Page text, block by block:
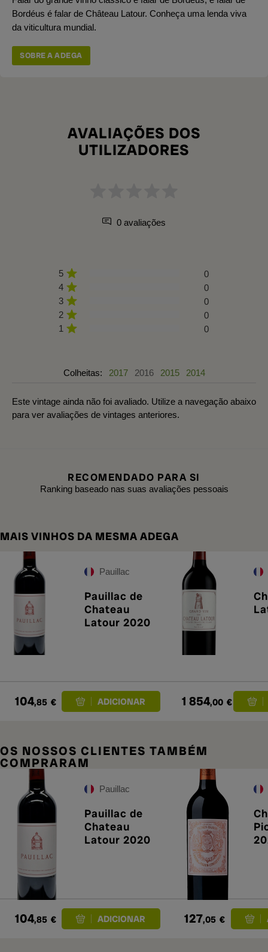
Bordéus é falar de Château Latour. Conheça uma lenda viva
da viticultura mundial.
SOBRE A ADEGA
AVALIAÇÕES DOS
UTILIZADORES
0 avaliações
5
0
4
0
3
0
2
0
1
0
Colheitas: 2017 2016 2015 2014
Este vintage ainda não foi avaliado. Utilize a navegação abaixo
para ver avaliações de vintages anteriores.
RECOMENDADO PARA SI
Ranking baseado nas suas avaliações pessoais
MAIS VINHOS DA MESMA ADEGA
Pauillac
Pauillac de
Chateau
Latour 2020
104,85 € 1 854,00 €
OS NOSSOS CLIENTES TAMBÉM
COMPRARAM
Pauillac
Pauillac de
Chateau
Latour 2020
104,85 € 127,05 €